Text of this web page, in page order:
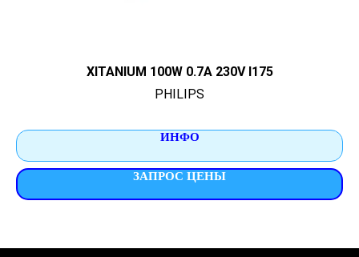
XITANIUM 100W 0.7A 230V I175
PHILIPS
ИНФО
ЗАПРОС ЦЕНЫ